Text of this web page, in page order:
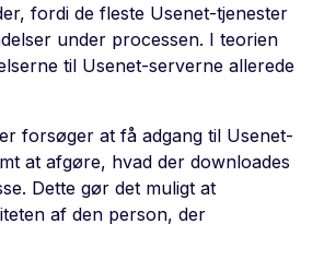
fordi de fleste Usenet-tjenester
under processen. I teorien
til Usenet-serverne allerede
forsøger at få adgang til Usenet-
at afgøre, hvad der downloades
Dette gør det muligt at
af den person, der